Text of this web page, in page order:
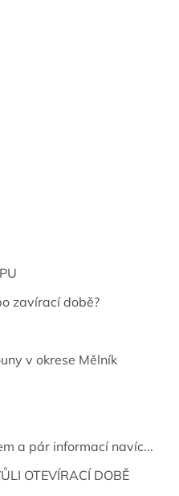
zavírací době?
v okrese Mělník
a pár informací navíc...
OTEVÍRACÍ DOBĚ